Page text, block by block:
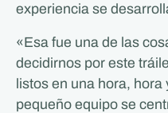
experiencia se
«Esa fue una de las
decidirnos por este
listos en una hora,
pequeño equipo se